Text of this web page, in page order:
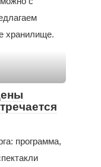
хранилище.
программа,